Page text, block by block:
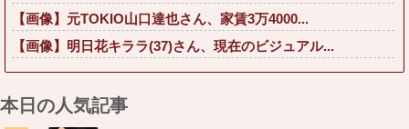
【画像】元TOKIO山口達也さん、家賃3万4000...
【画像】明日花キララ(37)さん、現在のビジュアル...
本日の人気記事